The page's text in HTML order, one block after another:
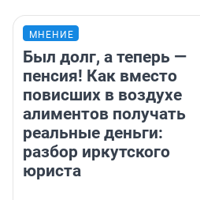
МНЕНИЕ
Был долг, а теперь —
пенсия! Как вместо
повисших в воздухе
алиментов получать
реальные деньги:
разбор иркутского
юриста